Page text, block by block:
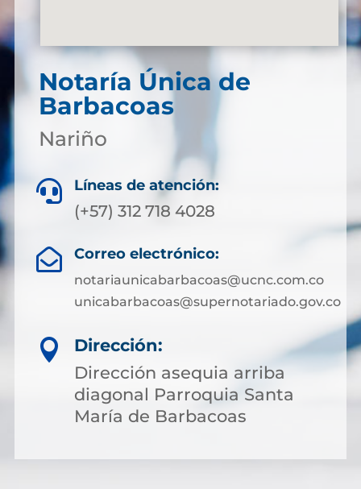
Notaría Única de
Barbacoas
Nariño
 Líneas de atención:
(+57) 312 718 4028
 Correo electrónico:
notariaunicabarbacoas@ucnc.com.co
unicabarbacoas@supernotariado.gov.co

Dirección:
Dirección asequia arriba
diagonal Parroquia Santa
María de Barbacoas